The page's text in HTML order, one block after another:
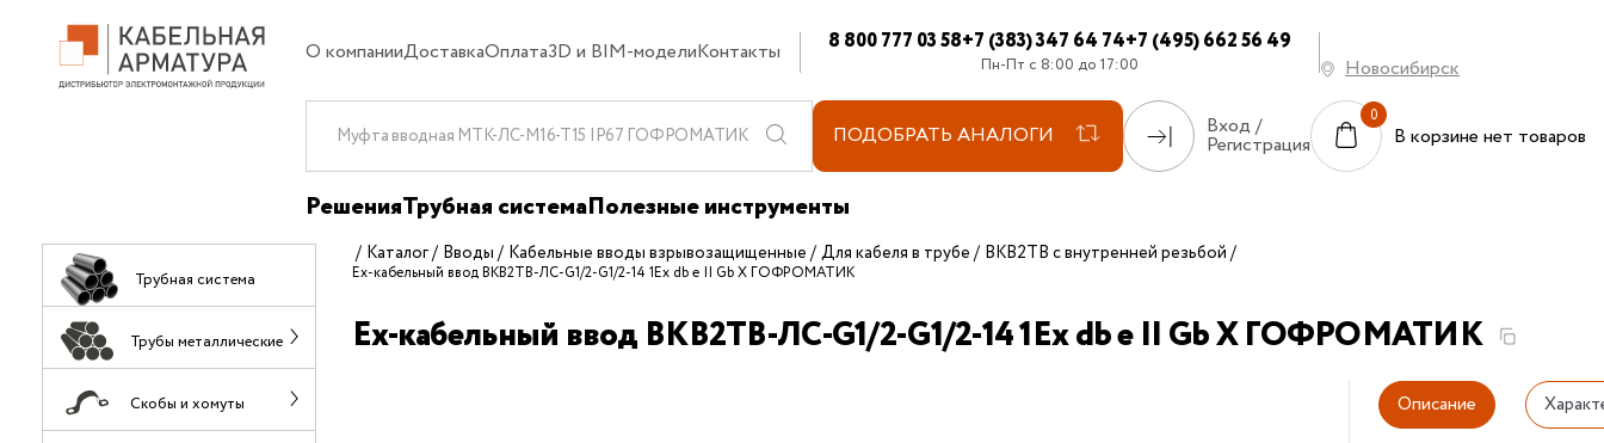
О компанииДоставкаОплата3D и BIM-моделиКонтакты 8 800 777 03 58+7 (383) 347 64 74+7 (495) 662 56 49
Пн-Пт с 8:00 до 17:00 Новосибирск
ПОДОБРАТЬ АНАЛОГИ Вход /
Регистрация В корзине нет товаров
РешенияТрубная системаПолезные инструменты
Трубная система
Трубы металлические
Скобы и хомуты
Каталог Вводы Кабельные вводы взрывозащищенные Для кабеля в трубе ВКВ2ТВ с внутренней резьбой
Ех-кабельный ввод ВКВ2ТВ-ЛС-G1/2-G1/2-14 1Ex db e II Gb X ГОФРОМАТИК
Ех-кабельный ввод ВКВ2ТВ-ЛС-G1/2-G1/2-14 1Ex db e II Gb X ГОФРОМАТИК
Описание